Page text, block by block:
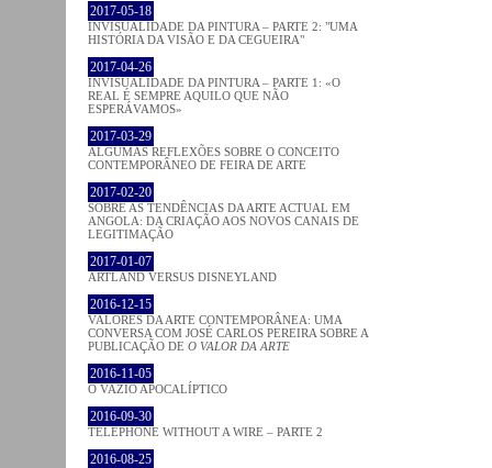
2017-05-18
INVISUALIDADE DA PINTURA – PARTE 2: "UMA
HISTÓRIA DA VISÃO E DA CEGUEIRA"
2017-04-26
INVISUALIDADE DA PINTURA – PARTE 1: «O
REAL É SEMPRE AQUILO QUE NÃO
ESPERÁVAMOS»
2017-03-29
ALGUMAS REFLEXÕES SOBRE O CONCEITO
CONTEMPORÂNEO DE FEIRA DE ARTE
2017-02-20
SOBRE AS TENDÊNCIAS DA ARTE ACTUAL EM
ANGOLA: DA CRIAÇÃO AOS NOVOS CANAIS DE
LEGITIMAÇÃO
2017-01-07
ARTLAND VERSUS DISNEYLAND
2016-12-15
VALORES DA ARTE CONTEMPORÂNEA: UMA
CONVERSA COM JOSÉ CARLOS PEREIRA SOBRE A
PUBLICAÇÃO DE O VALOR DA ARTE
2016-11-05
O VAZIO APOCALÍPTICO
2016-09-30
TELEPHONE WITHOUT A WIRE – PARTE 2
2016-08-25